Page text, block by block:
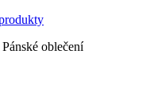
Pánské oblečení